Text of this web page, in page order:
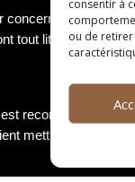
consentir à
ou de
tout litige avec les
recommandé
mettre en place